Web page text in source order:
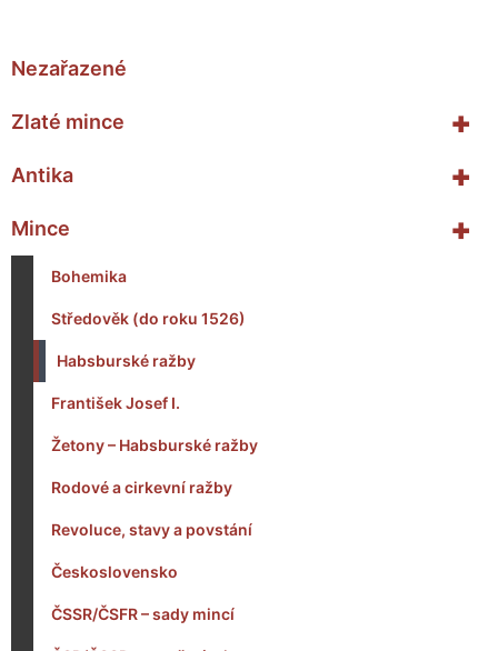
Nezařazené
+
Zlaté mince
+
Antika
+
Mince
Bohemika
Středověk (do roku 1526)
Habsburské ražby
František Josef I.
Žetony – Habsburské ražby
Rodové a cirkevní ražby
Revoluce, stavy a povstání
Československo
ČSSR/ČSFR – sady mincí